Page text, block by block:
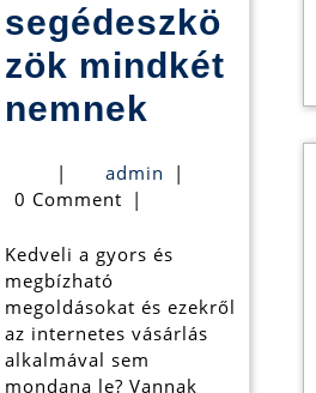
segédeszkö
zök mindkét
nemnek
mindkét
| admin admin
|
0 Comment |
Kedveli a gyors és
megbízható
megoldásokat és ezekről
az internetes vásárlás
alkalmával sem
mondana le? Vannak